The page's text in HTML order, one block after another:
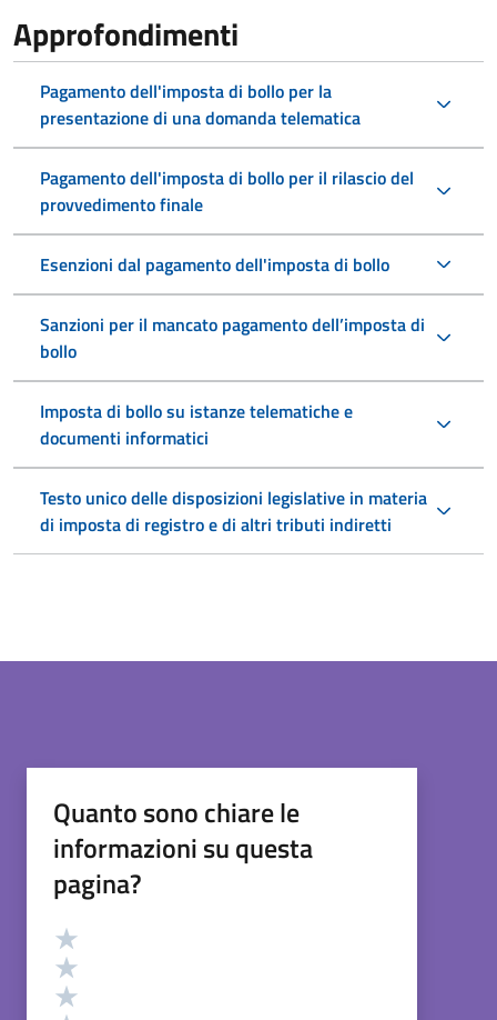
Approfondimenti
Pagamento dell'imposta di bollo per la
presentazione di una domanda telematica
Pagamento dell'imposta di bollo per il rilascio del
provvedimento finale
Esenzioni dal pagamento dell'imposta di bollo
Sanzioni per il mancato pagamento dell’imposta di
bollo
Imposta di bollo su istanze telematiche e
documenti informatici
Testo unico delle disposizioni legislative in materia
di imposta di registro e di altri tributi indiretti
Quanto sono chiare le
informazioni su questa
pagina?
Valutazione